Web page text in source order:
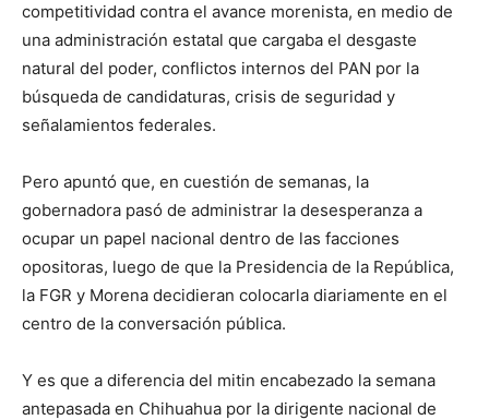
competitividad contra el avance morenista, en medio de
una administración estatal que cargaba el desgaste
natural del poder, conflictos internos del PAN por la
búsqueda de candidaturas, crisis de seguridad y
señalamientos federales.
Pero apuntó que, en cuestión de semanas, la
gobernadora pasó de administrar la desesperanza a
ocupar un papel nacional dentro de las facciones
opositoras, luego de que la Presidencia de la República,
la FGR y Morena decidieran colocarla diariamente en el
centro de la conversación pública.
Y es que a diferencia del mitin encabezado la semana
antepasada en Chihuahua por la dirigente nacional de